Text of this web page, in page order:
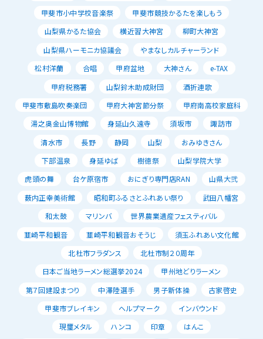
甲斐市小中学校音楽祭
甲斐市競技かるたを楽しもう
山梨県かるた協会
横近習大神宮
柳町大神宮
山梨県ハーモニカ協議会
やまなしカルチャーランド
松村洋蘭
合唱 甲府盆地 大神さん
e-TAX
甲府税務署
山梨鈴木助成財団
酒折連歌
甲斐市敷島吹奏楽団
甲府大神宮節分祭
甲府南高校家庭科
湯之奥金山博物館
身延山久遠寺 須坂市
諏訪市
清水市
長野 静岡 山梨
おみゆきさん
下部温泉
身延ゆば 樹徳祭
山梨学院大学
虎頭の舞
台ケ原宿市 おにぎり専門店RAN
山県大弐
薮内正幸美術館
昭和町ふるさとふれあい祭り
武田八幡宮
和太鼓
マリンバ
世界農業遺産フェスティバル
韮崎平和観音
韮崎平和観音おそうじ
須玉ふれあい文化館
北杜市フラダンス
北杜市制２０周年
日本ご当地ラーメン総選挙2024
甲州地どりラーメン
第７回建設まつり
中澤陸選手 男子新体操
古家啓史
甲斐市ブレイキン
ヘルプマーク
インバウンド
現璽メタル
ハンコ 印章
はんこ